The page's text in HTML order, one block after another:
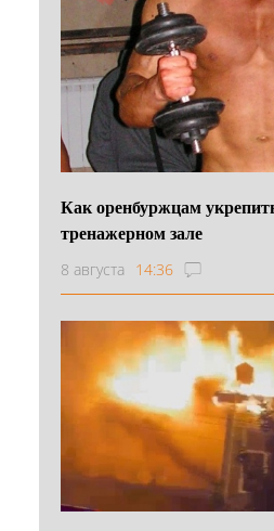
Как оренбуржцам
тренажерном зале
8 августа 14:36